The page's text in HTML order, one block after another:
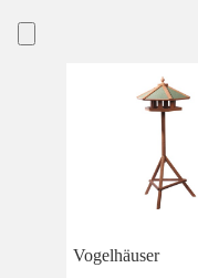
Vogelhäuser